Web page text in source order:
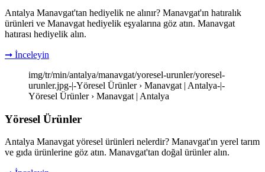
Antalya Manavgat'tan hediyelik ne alınır? Manavgat'ın hatıralık
ürünleri ve Manavgat hediyelik eşyalarına göz atın. Manavgat
hatırası hediyelik alın.
➞ İnceleyin
img/tr/min/antalya/manavgat/yoresel-urunler/yoresel-
urunler.jpg-|-Yöresel Ürünler › Manavgat | Antalya-|-
Yöresel Ürünler › Manavgat | Antalya
Yöresel Ürünler
Antalya Manavgat yöresel ürünleri nelerdir? Manavgat'ın yerel tarım
ve gıda ürünlerine göz atın. Manavgat'tan doğal ürünler alın.